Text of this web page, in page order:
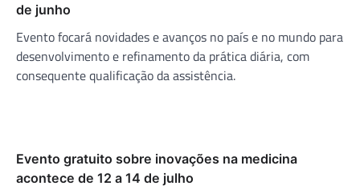
de junho
Evento focará novidades e avanços no país e no mundo para
desenvolvimento e refinamento da prática diária, com
consequente qualificação da assistência.
Evento gratuito sobre inovações na medicina
acontece de 12 a 14 de julho